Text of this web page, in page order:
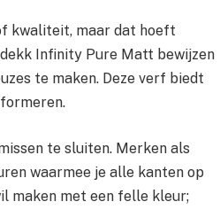
kwaliteit, maar dat hoeft
Infinity Pure Matt bewijzen
te maken. Deze verf biedt
te sluiten. Merken als
waarmee je alle kanten op
maken met een felle kleur;